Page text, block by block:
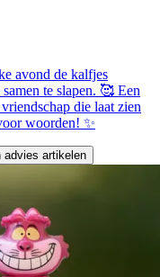
avond de kalfjes
te slapen. 🥰 Een
die laat zien
woorden! ✨
advies artikelen